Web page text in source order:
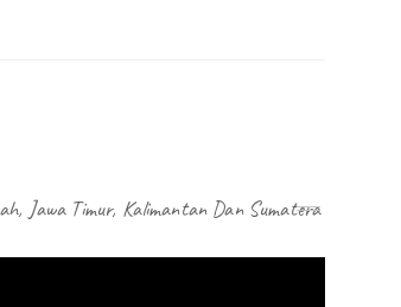
Jawa Timur, Kalimantan Dan Sumatera